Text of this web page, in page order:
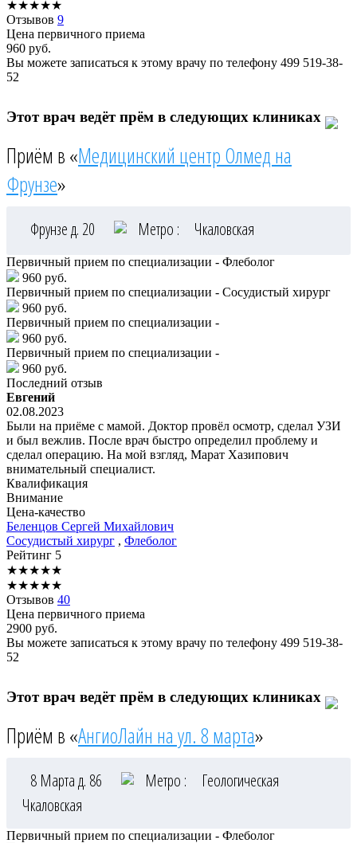
★★★★★
Отзывов 9
Цена первичного приема
960 руб.
Вы можете записаться к этому врачу по телефону 499 519-38-
52
Этот врач ведёт прём в следующих клиниках
Приём в «Медицинский центр Олмед на
Фрунзе»
Фрунзе д. 20 Метро : Чкаловская
Первичный прием по специализации - Флеболог
960 руб.
Первичный прием по специализации - Сосудистый хирург
960 руб.
Первичный прием по специализации -
960 руб.
Первичный прием по специализации -
960 руб.
Последний отзыв
Евгений
02.08.2023
Были на приёме с мамой. Доктор провёл осмотр, сделал УЗИ
и был вежлив. После врач быстро определил проблему и
сделал операцию. На мой взгляд, Марат Хазипович
внимательный специалист.
Квалификация
Внимание
Цена-качество
Беленцов Сергей Михайлович
Сосудистый хирург , Флеболог
Рейтинг 5
★★★★★
★★★★★
Отзывов 40
Цена первичного приема
2900 руб.
Вы можете записаться к этому врачу по телефону 499 519-38-
52
Этот врач ведёт прём в следующих клиниках
Приём в «АнгиоЛайн на ул. 8 марта»
8 Марта д. 86 Метро :
Геологическая
Чкаловская
Первичный прием по специализации - Флеболог